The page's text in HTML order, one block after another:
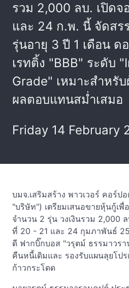
รวม 2,000 ลบ. เปิดจ
และ 24 ก.พ. นี้ จัดสร
รุ่นอายุ 3 ปี 1 เดือน ด
เรทติ้ง "BBB" ระดับ
Grade" เหมาะสำหรั
ผลตอบแทนสม่ำเสมอ
Friday 14 February
บมจ.เสริมสร้าง พาวเวอร์ คอร์ป
"บริษัท") เตรียมเสนอขายหุ้นกู้เ
จำนวน 2 รุ่น วงเงินรวม 2,000
ที่ 20 - 21 และ 24 กุมภาพันธ์
ดี ฟากบิ๊กบอส "วรุตม์ ธรรมาวรา
คืนหนี้เดิมและ รองรับแผนลุยโป
ก้าวกระโดด